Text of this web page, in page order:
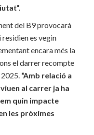
del B9 provocarà
residien es vegin
encara més la
el darrer recompte
2025. “Amb relació a
al carrer ja ha
quin impacte
les pròximes